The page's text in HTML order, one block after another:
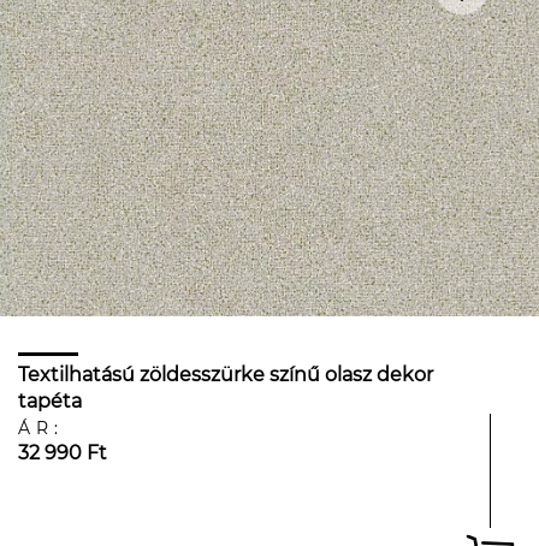
Textilhatású zöldesszürke színű olasz dekor
tapéta
ÁR:
32 990 Ft